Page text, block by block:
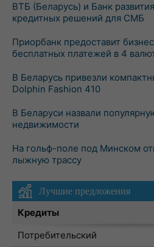
ВТБ (Беларусь) и Банк
кредитных решений для СМБ
Приорбанк предоставит
бесплатных платежей в 4
В Беларусь привезли
Dolphin Fashion 410
В Беларуси назвали
недвижимости
На гольф-поле под Минском
лыжную трассу
Лучшие предложения
Кредиты
Потребительский